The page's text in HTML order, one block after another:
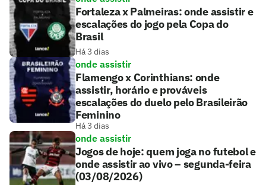
Fortaleza x Palmeiras: onde assistir e
escalações do jogo pela Copa do
Brasil
Há 3 dias
onde assistir
Flamengo x Corinthians: onde
assistir, horário e prováveis
escalações do duelo pelo Brasileirão
Feminino
Há 3 dias
onde assistir
Jogos de hoje: quem joga no futebol e
onde assistir ao vivo – segunda-feira
(03/08/2026)